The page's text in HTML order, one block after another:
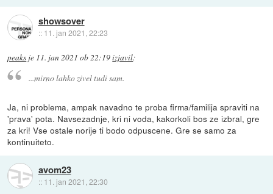
showsover
:: 11. jan 2021, 22:23
peaks je 11. jan 2021 ob 22:19izjavil:
...mirno lahko zivel tudi sam.
Ja, ni problema, ampak navadno te proba firma/familija spraviti na
'prava' pota. Navsezadnje, kri ni voda, kakorkoli bos ze izbral, gre
za kri! Vse ostale norije ti bodo odpuscene. Gre se samo za
kontinuiteto.
avom23
:: 11. jan 2021, 22:30